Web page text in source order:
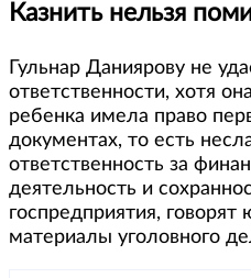
Казнить нельзя
Гульнар Даниярову не
ответственности, хотя
ребенка имела право
документах, то есть
ответственность за
деятельность и
госпредприятия,
материалы уголовного